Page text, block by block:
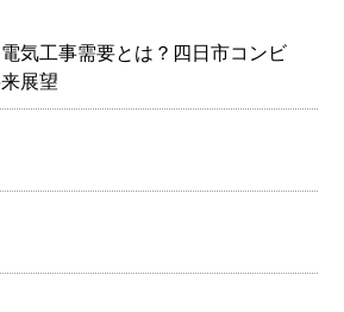
気工事需要とは？四日市コンビ
展望